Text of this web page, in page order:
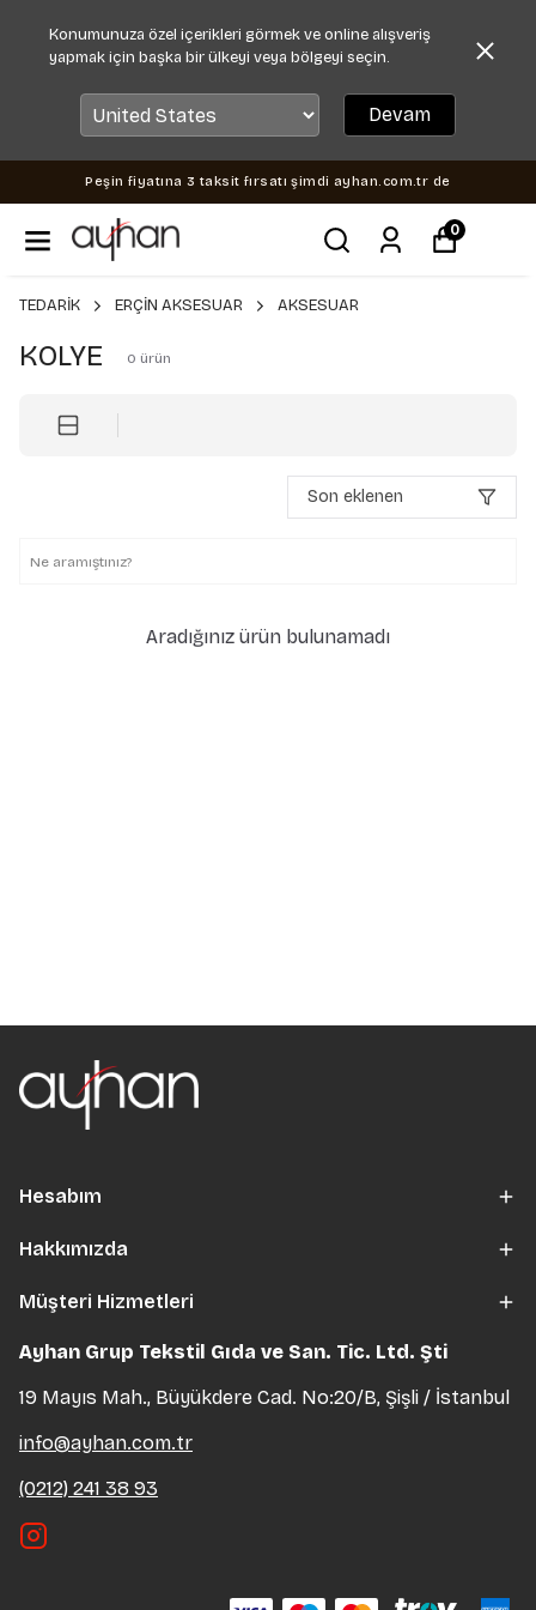
Konumunuza özel içerikleri görmek ve online alışveriş
yapmak için başka bir ülkeyi veya bölgeyi seçin.
Devam
Peşin fiyatına 3 taksit fırsatı şimdi ayhan.com.tr de
0
TEDARİK ERÇİN AKSESUAR AKSESUAR
KOLYE 0 ürün
Son eklenen
Aradığınız ürün bulunamadı
Hesabım
Hakkımızda
Müşteri Hizmetleri
Ayhan Grup Tekstil Gıda ve San. Tic. Ltd. Şti
19 Mayıs Mah., Büyükdere Cad. No:20/B, Şişli / İstanbul
info@ayhan.com.tr
(0212) 241 38 93